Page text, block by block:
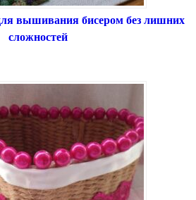
вышивания бисером без лишних
сложностей